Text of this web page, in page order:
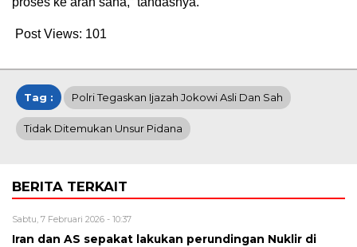
Post Views: 101
Tag : Polri Tegaskan Ijazah Jokowi Asli Dan Sah
Tidak Ditemukan Unsur Pidana
BERITA TERKAIT
Sabtu, 7 Februari 2026 - 10:37
Iran dan AS sepakat lakukan perundingan Nuklir di